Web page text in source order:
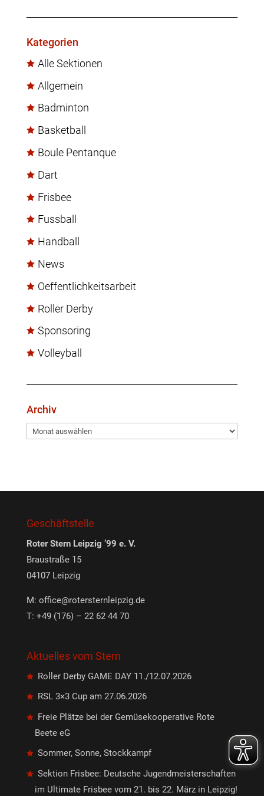
Kategorien
Alle Sektionen
Allgemein
Badminton
Basketball
Boule Pentanque
Dart
Frisbee
Fussball
Handball
News
Oeffentlichkeitsarbeit
Roller Derby
Sponsoring
Volleyball
Archiv
Archiv
Geschäftstelle
Roter Stern Leipzig ’99 e. V.
Braustraße 15
04107 Leipzig
M: office@rotersternleipzig.de
T: +49 (176) – 22 62 44 70
Aktuelles vom Stern
Roller Derby GAME DAY 11./12.07.2026
RSL 3×3 Cup am 27.06.2026
Freie Plätze bei der Gemüsekooperative Rote
Beete eG
Sommer, Sonne, Stockkampf
Sektion Frisbee: Deutsche Jugendmeisterschaften
im Ultimate Frisbee vom 21. bis 22. März in Leipzig!